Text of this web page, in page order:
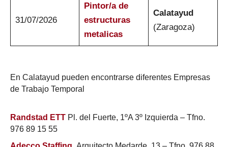
31/07/2026
Pintor/a de
estructuras
metalicas
Calatayud
(Zaragoza)
En Calatayud pueden encontrarse diferentes Empresas
de Trabajo Temporal
Randstad ETT Pl. del Fuerte, 1ºA 3º Izquierda – Tfno.
976 89 15 55